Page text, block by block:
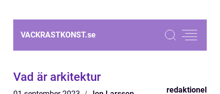
VACKRASTKONST.se
Vad är arkitektur
redaktionel